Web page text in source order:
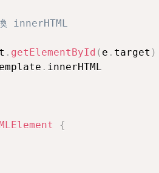
innerHTML
. getElementById ( e . target )
. innerHTML
{